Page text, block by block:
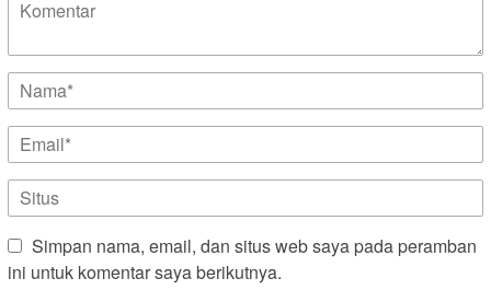
Simpan nama, email, dan situs web saya pada peramban
ini untuk komentar saya berikutnya.